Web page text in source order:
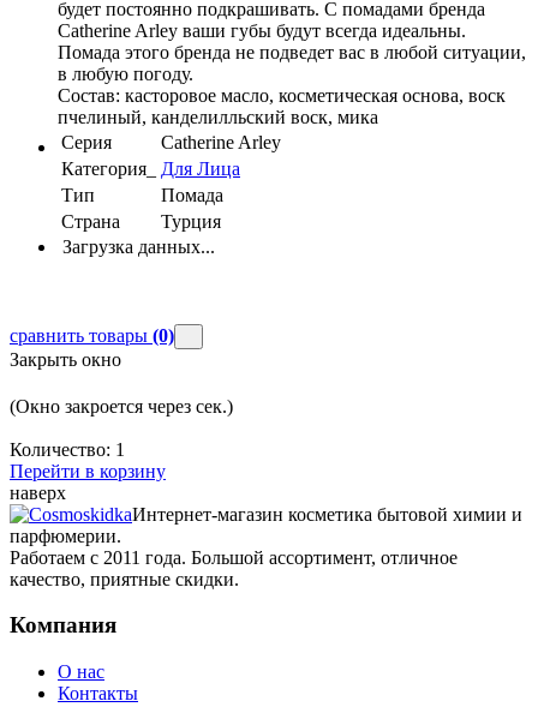
будет постоянно подкрашивать. С помадами бренда
Catherine Arley ваши губы будут всегда идеальны.
Помада этого бренда не подведет вас в любой ситуации,
в любую погоду.
Состав: касторовое масло, косметическая основа, воск
пчелиный, канделилльский воск, мика
Серия
Catherine Arley
Категория_
Для Лица
Тип
Помада
Страна
Турция
Загрузка данных...
сравнить товары (0)
Закрыть окно
(Окно закроется через сек.)
Количество: 1
Перейти в корзину
наверх
Интернет-магазин косметика бытовой химии и
парфюмерии.
Работаем с 2011 года. Большой ассортимент, отличное
качество, приятные скидки.
Компания
О нас
Контакты